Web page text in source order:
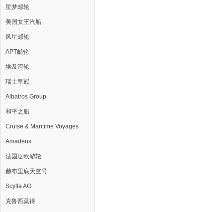
星梦邮轮
美国女王汽船
风星邮轮
APT邮轮
埃及河轮
瑞士皇冠
Albatros Group
和平之船
Cruise & Maritime Voyages
Amadeus
法国泛欧游轮
赫布里底天空号
Scylla AG
克鲁西莫得